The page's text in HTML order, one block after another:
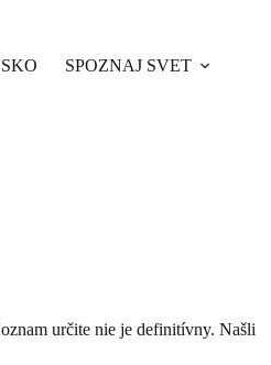
SPOZNAJ SVET
určite nie je definitívny. Našli